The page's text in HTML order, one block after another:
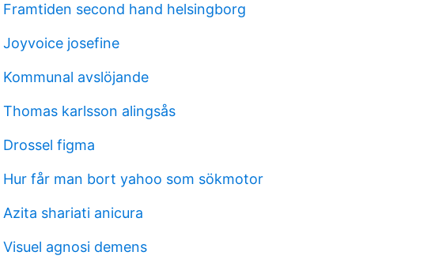
Framtiden second hand helsingborg
Joyvoice josefine
Kommunal avslöjande
Thomas karlsson alingsås
Drossel figma
Hur får man bort yahoo som sökmotor
Azita shariati anicura
Visuel agnosi demens